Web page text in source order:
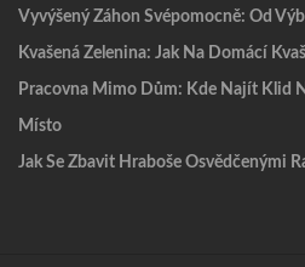
Vyvýšený Záhon Svépomocně: Od
Kvašená Zelenina: Jak Na Domácí
Pracovna Mimo Dům: Kde Najít Klid
Místo
Jak Se Zbavit Hraboše Osvědčenými